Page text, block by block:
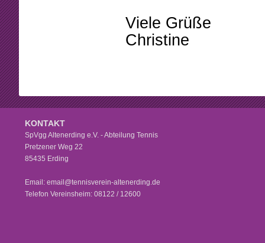
Viele Grüße
Christine
KONTAKT
SpVgg Altenerding e.V. - Abteilung Tennis
Pretzener Weg 22
85435 Erding
Email: email@tennisverein-altenerding.de
Telefon Vereinsheim: 08122 / 12600